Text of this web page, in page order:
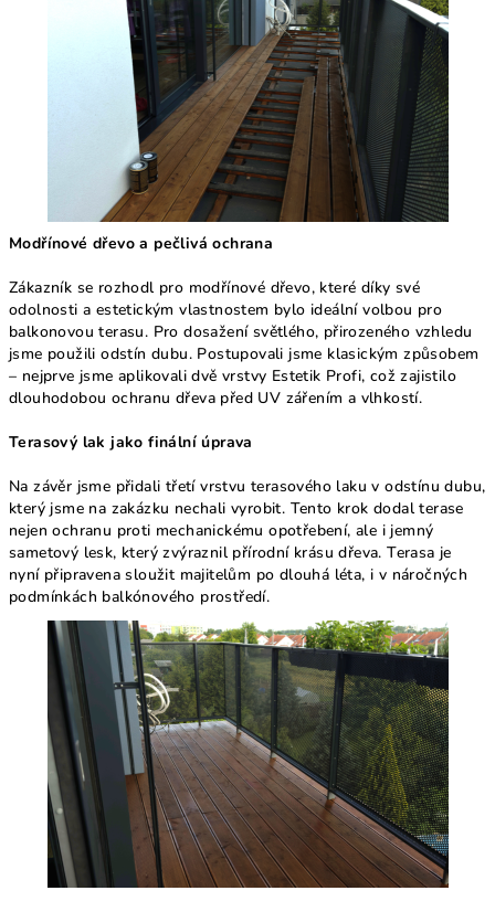
Modřínové dřevo a pečlivá ochrana
Zákazník se rozhodl pro modřínové dřevo, které díky své
odolnosti a estetickým vlastnostem bylo ideální volbou pro
balkonovou terasu. Pro dosažení světlého, přirozeného vzhledu
jsme použili odstín dubu. Postupovali jsme klasickým způsobem
– nejprve jsme aplikovali dvě vrstvy Estetik Profi, což zajistilo
dlouhodobou ochranu dřeva před UV zářením a vlhkostí.
Terasový lak jako finální úprava
Na závěr jsme přidali třetí vrstvu terasového laku v odstínu dubu,
který jsme na zakázku nechali vyrobit. Tento krok dodal terase
nejen ochranu proti mechanickému opotřebení, ale i jemný
sametový lesk, který zvýraznil přírodní krásu dřeva. Terasa je
nyní připravena sloužit majitelům po dlouhá léta, i v náročných
podmínkách balkónového prostředí.